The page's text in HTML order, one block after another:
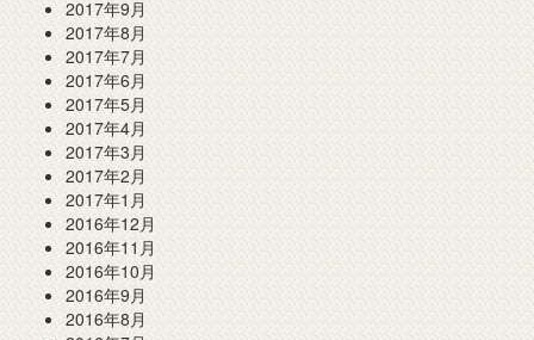
2017年9月
2017年8月
2017年7月
2017年6月
2017年5月
2017年4月
2017年3月
2017年2月
2017年1月
2016年12月
2016年11月
2016年10月
2016年9月
2016年8月